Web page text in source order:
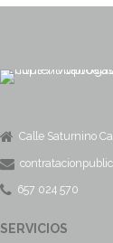
Calle Saturnino
657 024 570
SERVICIOS